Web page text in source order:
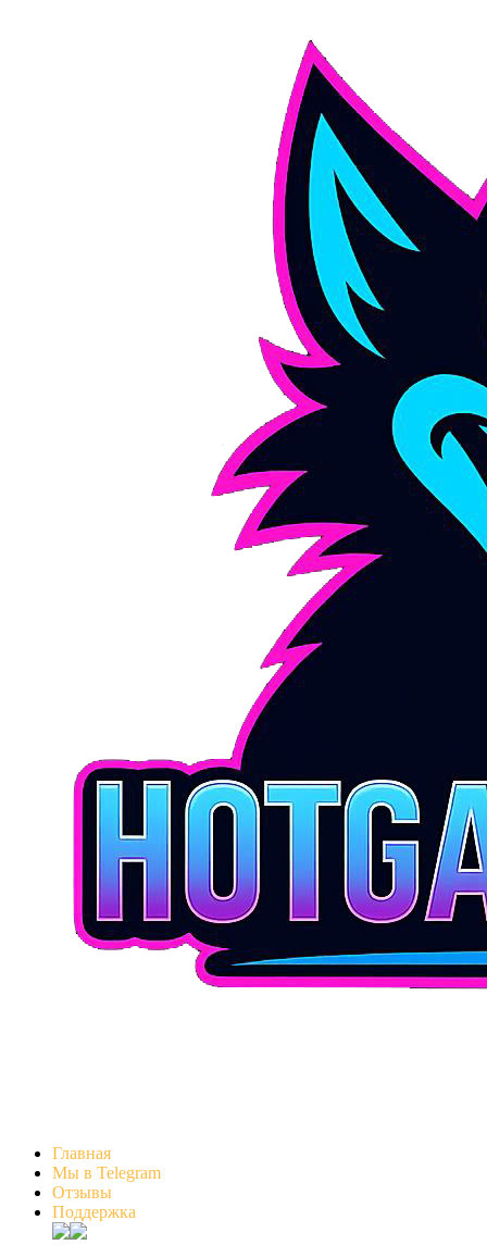
Главная
Мы в Telegram
Отзывы
Поддержка